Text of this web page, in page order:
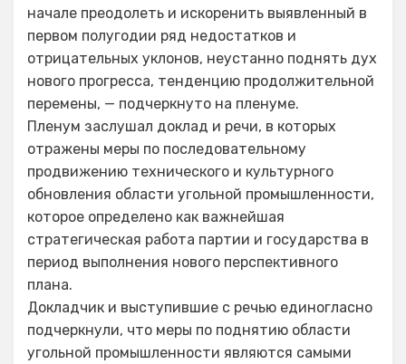
начале преодолеть и искоренить выявленный в
первом полугодии ряд недостатков и
отрицательных уклонов, неустанно поднять дух
нового прогресса, тенденцию продолжительной
перемены, — подчеркнуто на пленуме.
Пленум заслушал доклад и речи, в которых
отражены меры по последовательному
продвижению технического и культурного
обновления области угольной промышленности,
которое определено как важнейшая
стратегическая работа партии и государства в
период выполнения нового перспективного
плана.
Докладчик и выступившие с речью единогласно
подчеркнули, что меры по поднятию области
угольной промышленности являются самыми